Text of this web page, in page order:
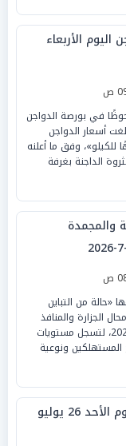
اليوم الأربعاء
في بورصة الدواجن
أسعار الدواجن
«60 إلى 61 جنيهًا للكيلو»، وفق ما أعلنه
الداجنة بغرفة
والمجمدة
«حالة من التباين
الجزارة والمنافذ
الحكومية» اليوم الأربعاء 29-7-2026، لتسجل مستويات
ونوعية
أسعار الفراخ والكتاكيت اليوم الأحد 26 يوليو